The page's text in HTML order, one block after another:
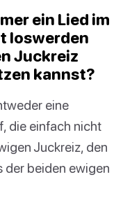
ein Lied im
loswerden
Juckreiz
kannst?
eine
die einfach nicht
Juckreiz, den
der beiden ewigen